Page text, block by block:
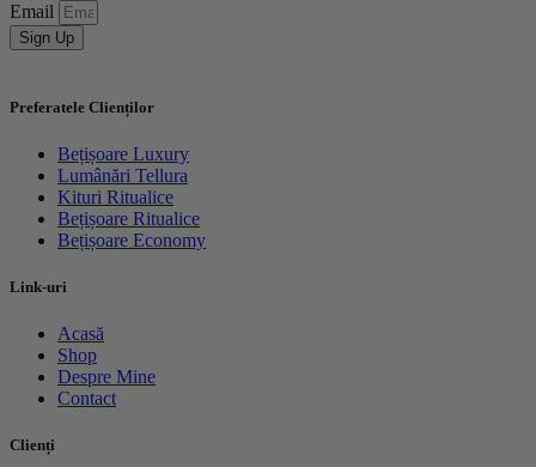
Email
Sign Up
Preferatele Clienților
Bețișoare Luxury
Lumânări Tellura
Kituri Ritualice
Bețișoare Ritualice
Bețișoare Economy
Link-uri
Acasă
Shop
Despre Mine
Contact
Clienți